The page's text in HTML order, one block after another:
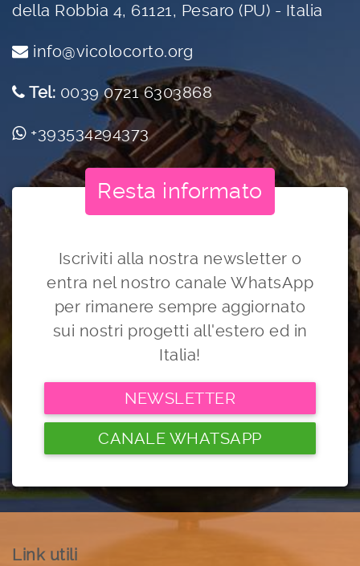
della Robbia 4, 61121, Pesaro (PU) - Italia
info@vicolocorto.org
Tel: 0039 0721 6303868
+393534294373
Resta informato
Iscriviti alla nostra newsletter o
entra nel nostro canale WhatsApp
per rimanere sempre aggiornato
sui nostri progetti all'estero ed in
Italia!
NEWSLETTER
CANALE WHATSAPP
Link utili